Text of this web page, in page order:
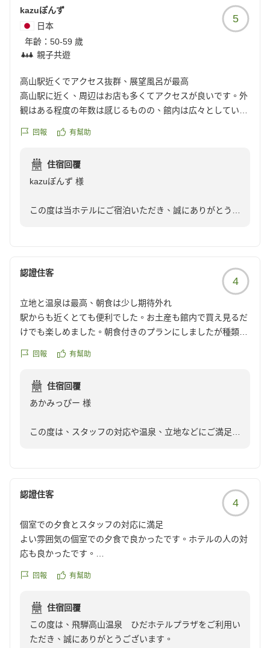
今回のご滞在が静かで快適なものとなり、お食事やスタ
ッフの笑顔にご満足いただけたとのこと、大変嬉しく拝
読いたしました。スタッフへの励みのお言葉も、本人た
ちにしっかりと伝えさせていただきます。
ぜひまた高山にお越しの際には、当ホテルをご利用くだ
さいませ。お客様のまたのお越しを、スタッフ一同心よ
りお待ちしております。
宿泊支配人 熊崎
kazuぽんず
日本
年齡： 50-59 歲
親子共遊
5
高山駅近くでアクセス抜群、展望風呂が最高
高山駅に近く、周辺はお店も多くてアクセスが良いです。外
観はある程度の年数は感じるものの、館内は広々としていて
とても気持ちが良かったです。
す。
とてもよいホテルでした。
ただ移動が大変な方は、部屋の場所によっては大浴場までが
reviewId=33123478294445
回報 有幫助
住宿回覆
kazuぽんず 様
この度は当ホテルにご宿泊いただき、誠にありがとうご
しく存じます。
一方で、大浴場までの移動距離につきまして貴重なご意
見をいただきありがとうございます。いただいたご意見
を真摯に受け止め、館内のご案内方法の工夫など、今後
すと幸いです。
またのお越しを、スタッフ一同心よりお待ち申し上げて
認證住客
4
立地と温泉は最高、朝食は少し期待外れ
駅からも近くとても便利でした。お土産も館内で買え見るだ
けでも楽しめました。朝食付きのプランにしましたが種類も
少し残念でした。
の利用だった為か人も少なくゆっくり楽しめました。露天風
呂も素敵でした。朝食は少し残念でしたがスタッフの方はと
クチコミの詳細はこちらから
回報 有幫助
住宿回覆
あかみっぴー 様
この度は、スタッフの対応や温泉、立地などにご満足い
し、より魅力的なお料理や演出の工夫など、内容の充実
またお近くにお越しの機会がございましたら、ぜひ当館
をご利用くださいませ。スタッフ一同、心よりお待ち申
認證住客
4
個室での夕食とスタッフの対応に満足
よい雰囲気の個室での夕食で良かったです。ホテルの人の対
応も良かったです。
https://review.travel.rakuten.co.jp/hotel/voice/4931?
回報 有幫助
住宿回覆
この度は、飛騨高山温泉 ひだホテルプラザをご利用い
ただき、誠にありがとうございます。